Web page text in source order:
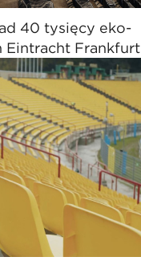
40 tysięcy eko-
Eintracht Frankfurt